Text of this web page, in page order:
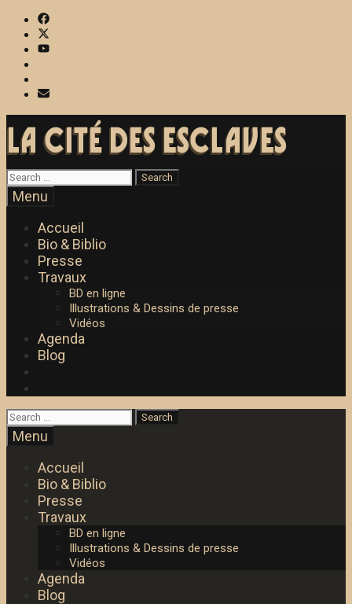
Skip
content
Search
for:Search
Menu
Accueil
Bio & Biblio
Presse
Travaux
BD en ligne
Illustrations & Dessins de presse
Vidéos
Agenda
Blog
Search
for:Search
Menu
Accueil
Bio & Biblio
Presse
Travaux
BD en ligne
Illustrations & Dessins de presse
Vidéos
Agenda
Blog